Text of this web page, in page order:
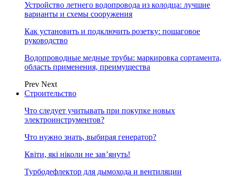
Устройство летнего водопровода из колодца: лучшие
варианты и схемы сооружения
Как установить и подключить розетку: пошаговое
руководство
Водопроводные медные трубы: маркировка сортамента,
область применения, преимущества
Prev Next
Строительство
Что следует учитывать при покупке новых
электроинструментов?
Что нужно знать, выбирая генератор?
Квіти, які ніколи не зав’януть!
Турбодефлектор для дымохода и вентиляции